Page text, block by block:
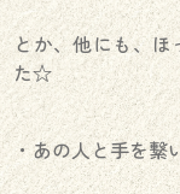
とか、他にも、
た☆
・あの人と手を繋